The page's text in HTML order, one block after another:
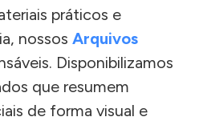
práticos e
nossos Arquivos
Disponibilizamos
que resumem
de forma visual e